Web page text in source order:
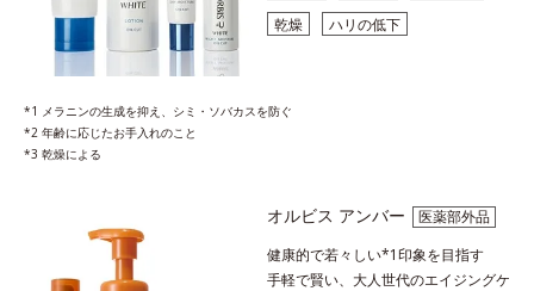
乾燥
ハリの低下
*1 メラニンの生成を抑え、シミ・ソバカスを防ぐ
*2 年齢に応じたお手入れのこと
*3 乾燥による
オルビス アンバー
医薬部外品
健康的で若々しい*1印象を目指す
手軽で賢い、大人世代のエイジングケ